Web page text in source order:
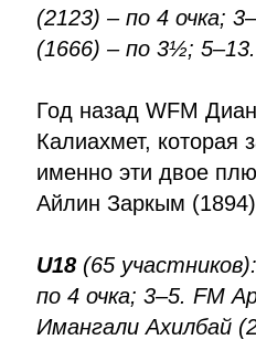
(2123) – по 4 очка;
(1666) – по 3½;
Год назад WFM
Калиахмет, которая
именно эти двое
Айлин Заркым
U18 (65 участников):
по 4 очка; 3–5. FM
Имангали Ахилбай